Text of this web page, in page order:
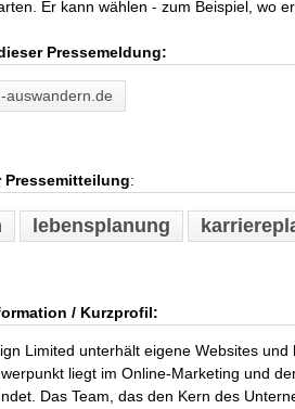
Er kann wählen - zum Beispiel, wo
Pressemeldung:
auswandern.de
Pressemitteilung:
lebensplanung
/ Kurzprofil:
Limited unterhält eigene Websites
liegt im Online-Marketing und
Das Team, das den Kern des